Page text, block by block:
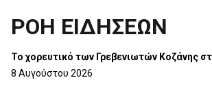
ΡΟΗ ΕΙΔΗΣΕΩΝ
Το χορευτικό των Γρεβενιωτών Κοζάνης
8 Αυγούστου 2026